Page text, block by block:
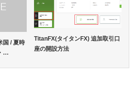
国 / 夏時
…
TitanFX(タイタンFX) 追加取引口
座の開設方法